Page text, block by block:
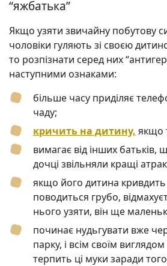
“яжбатька”
Якщо узяти звичайну побутову
чоловіки гуляють зі своєю
то розпізнати серед них
наступними ознаками:
більше часу приділяє
чаду;
кричить на дитину, якщо
вимагає від інших батьків,
дочці звільняли кращі
якщо його дитина
поводиться грубо,
нього узяти, він ще
починає нудьгувати вже
парку, і всім своїм
терпить ці муки заради